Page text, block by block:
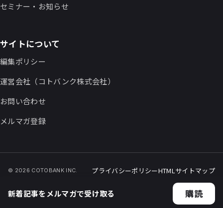
セミナー・お知らせ
サイトについて
編集ポリシー
運営会社（コトバンク株式会社）
お問い合わせ
メルマガ登録
© 2026 COTOBANK INC. プライバシーポリシーHTMLサイトマップ
新着記事をメルマガで受け取る 購読